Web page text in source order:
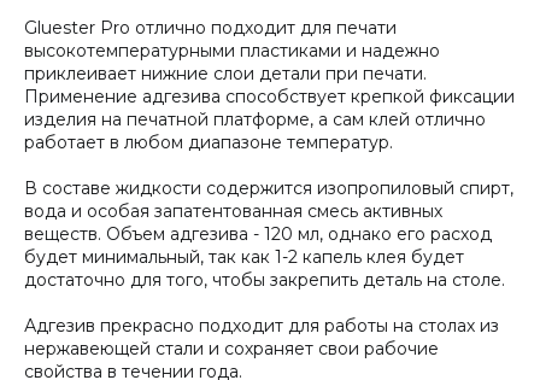
Gluester Pro отлично подходит для печати
высокотемпературными пластиками и надежно
приклеивает нижние слои детали при печати.
Применение адгезива способствует крепкой фиксации
изделия на печатной платформе, а сам клей отлично
работает в любом диапазоне температур.
В составе жидкости содержится изопропиловый спирт,
вода и особая запатентованная смесь активных
веществ. Объем адгезива - 120 мл, однако его расход
будет минимальный, так как 1-2 капель клея будет
достаточно для того, чтобы закрепить деталь на столе.
Адгезив прекрасно подходит для работы на столах из
нержавеющей стали и сохраняет свои рабочие
свойства в течении года.